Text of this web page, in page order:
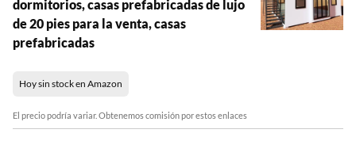
dormitorios, casas prefabricadas de lujo
de 20 pies para la venta, casas
prefabricadas
Hoy sin stock en Amazon
El precio podría variar. Obtenemos comisión por estos enlaces